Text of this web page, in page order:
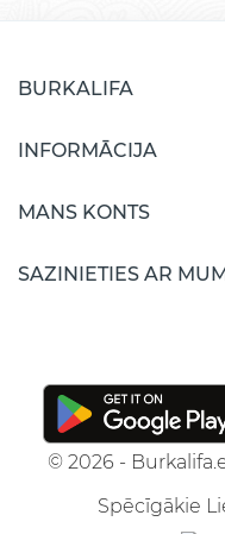
BURKALIFA
INFORMĀCIJA
MANS KONTS
SAZINIETIES AR
© 2026 -
Spēcīgākie